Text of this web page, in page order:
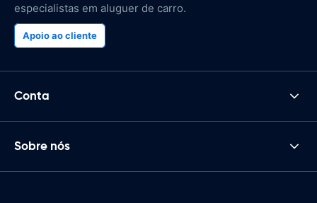
especialistas em aluguer de carro.
Apoio ao cliente
Conta
Sobre nós